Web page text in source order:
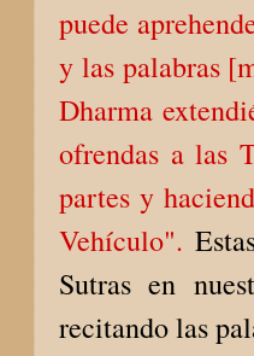
puede
y las palabras
Dharma
ofrendas a las
partes y
Vehículo".
Sutras en
recitando las